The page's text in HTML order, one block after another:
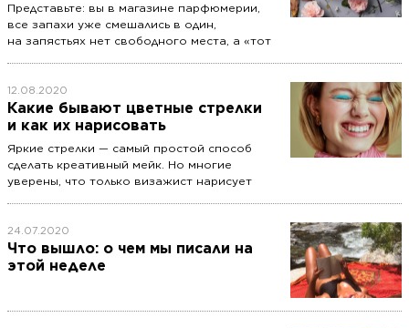
успеть еще больше. Наш автор Виктория
Рипа тоже участвовала в гонке за
продуктивностью, но, к счастью, здравый
смысл финишировал первым. Сегодня она
стала главным культом современности и как
распознать выгорание, пока оно не
привело к депрессии.
Представьте: вы в магазине парфюмерии,
все запахи уже смешались в один,
на запястьях нет свободного места, а «тот
вам подходит, выясняем вместе с Варварой
Кулаевой, парфюмерным экспертом сети
Л'Этуаль.
12.08.2020
Какие бывают цветные стрелки
и как их нарисовать
Яркие стрелки — самый простой способ
сделать креативный мейк. Но многие
уверены, что только визажист нарисует
как.
24.07.2020
Что вышло: о чем мы писали на
этой неделе